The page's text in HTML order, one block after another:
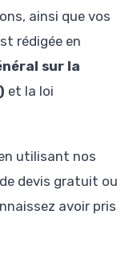
ainsi que vos
rédigée en
sur la
et la loi
utilisant nos
devis gratuit ou
avoir pris